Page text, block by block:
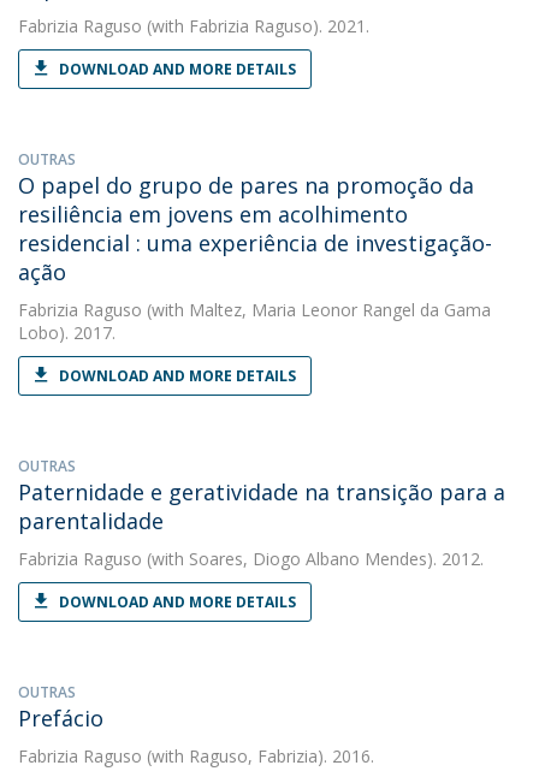
Fabrizia Raguso (with Fabrizia Raguso). 2021.
DOWNLOAD AND MORE DETAILS
OUTRAS
O papel do grupo de pares na promoção da
resiliência em jovens em acolhimento
residencial : uma experiência de investigação-
ação
Fabrizia Raguso (with Maltez, Maria Leonor Rangel da Gama
Lobo). 2017.
DOWNLOAD AND MORE DETAILS
OUTRAS
Paternidade e geratividade na transição para a
parentalidade
Fabrizia Raguso (with Soares, Diogo Albano Mendes). 2012.
DOWNLOAD AND MORE DETAILS
OUTRAS
Prefácio
Fabrizia Raguso (with Raguso, Fabrizia). 2016.